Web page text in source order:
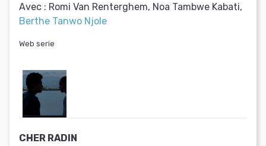
Avec : Romi Van Renterghem, Noa Tambwe Kabati,
Berthe Tanwo Njole
Web serie
CHER RADIN